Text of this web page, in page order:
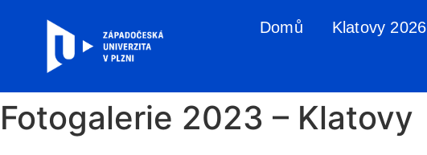
Domů Klatovy 2026
Fotogalerie 2023 – Klatovy